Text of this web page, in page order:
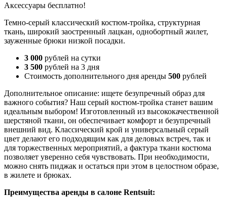
Аксессуары бесплатно!
Темно-серый классический костюм-тройка, структурная
ткань, широкий заостренный лацкан, однобортный жилет,
зауженные брюки низкой посадки.
3 000 рублей на сутки
3 500 рублей на 3 дня
Стоимость дополнительного дня аренды 500 рублей
Дополнительное описание: ищете безупречный образ для
важного события? Наш серый костюм-тройка станет вашим
идеальным выбором! Изготовленный из высококачественной
шерстяной ткани, он обеспечивает комфорт и безупречный
внешний вид. Классический крой и универсальный серый
цвет делают его подходящим как для деловых встреч, так и
для торжественных мероприятий, а фактура ткани костюма
позволяет уверенно себя чувствовать. При необходимости,
можно снять пиджак и остаться при этом в целостном образе,
в жилете и брюках.
Преимущества аренды в салоне Rentsuit: